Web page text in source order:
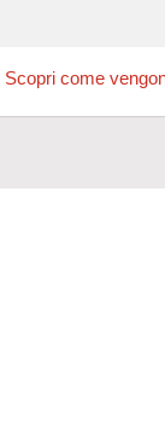
Scopri come